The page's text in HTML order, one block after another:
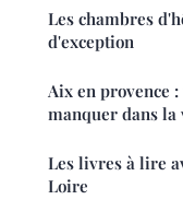
Les chambres
d'exception
Aix en provence
manquer dans la
Les livres à lire
Loire